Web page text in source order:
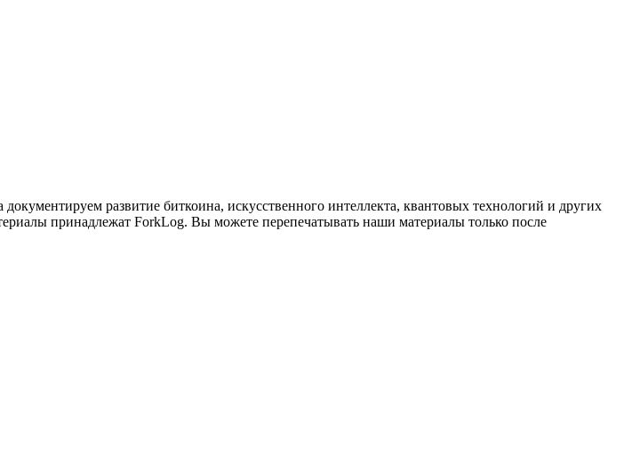
развитие биткоина, искусственного интеллекта, квантовых технологий и других
принадлежат ForkLog. Вы можете перепечатывать наши материалы только после